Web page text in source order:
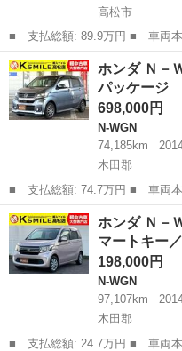
高松市
■ 支払総額: 89.9万円 ■ 車両本体価格： 792,000 円 ■ メーカー
名： ホンダ ■ 車種名： Ｎ
Ｇ・Ｌパッケージ ＳＤナビ
シート ドラ...
香川 高松市 N-WGN
ホンダ Ｎ－
パッケージ
698,000円
N-WGN
74,185km
木田郡
■ 支払総額: 74.7万円 ■ 車両本体価格： 698,000 円 ■ メーカー
名： ホンダ ■ 車種名： Ｎ
カスタム Ｇ Ａパッケージ ナ
イブレコーダ...
香川 木田郡 N-WGN
ホンダ Ｎ－
マートキー
198,000円
N-WGN
97,107km
木田郡
■ 支払総額: 24.7万円 ■ 車両本体価格： 198,000 円 ■ メーカー